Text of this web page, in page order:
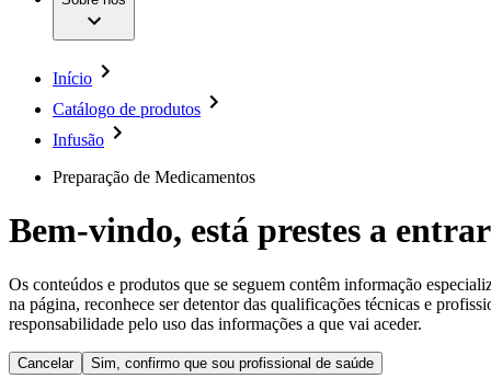
Instrumentos Cirúrgicos e Sistemas de Contentores
Motores Cirúrgicos
Oncologia
Retenção Urinária e Urologia
Suturas e Especialidades Cirúrgicas
Terapias de Infusão
Terapia de Intervenção Vascular
Tratamento de Feridas
Tratamento de Sangue Extracorporal
Soluções
Patologias e Cuidados
Serviços
A nossa cultura
Compliance
Acesso aos Cuidados de Saúde
Media
Comunicados de Imprensa
Contactos
Localizações
Empresa
Responsabilidade
Início
Catálogo de produtos
Infusão
Preparação de Medicamentos
Bem-vindo, está prestes a
Os conteúdos e produtos que se seguem contêm informação
na página, reconhece ser detentor das qualificações técnicas e
responsabilidade pelo uso das informações a que vai aceder.
Cancelar Sim, confirmo que sou profissional de saúde